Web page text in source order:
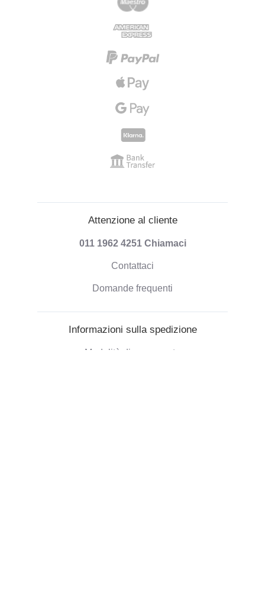
Attenzione al cliente
011 1962 4251 Chiamaci
Contattaci
Domande frequenti
Informazioni sulla spedizione
Modalità di pagamento